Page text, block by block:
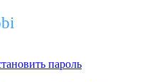
пароль